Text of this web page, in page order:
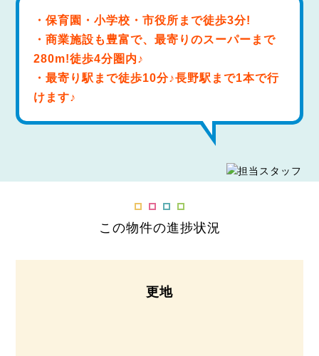
・保育園・小学校・市役所まで徒歩3分!
・商業施設も豊富で、最寄りのスーパーまで
280m!徒歩4分圏内♪
・最寄り駅まで徒歩10分♪長野駅まで1本で行
けます♪
この物件の進捗状況
更地